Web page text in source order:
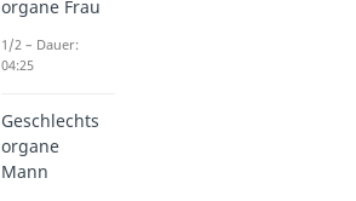
organe Frau
1/2 – Dauer:
04:25
Geschlechts
organe
Mann